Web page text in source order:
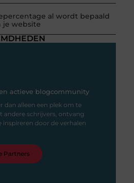
al wordt bepaald
je website
actieve blogcommunity
dan alleen een plek om te
andere schrijvers, ontvang
inspireren door de verhalen
Partners